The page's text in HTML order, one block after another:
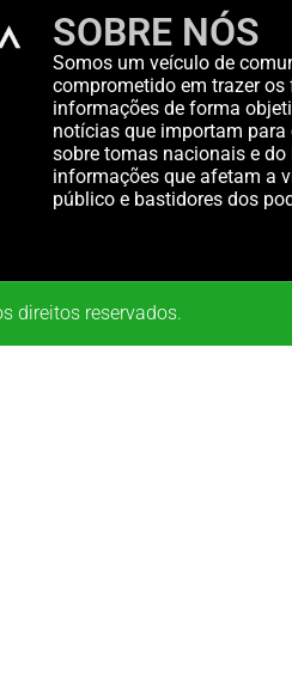
SOBRE NÓS
Somos um veículo de
comprometido em trazer os
informações de forma
notícias que importam para
sobre tomas nacionais e do
informações que afetam a
público e bastidores dos
direitos reservados.